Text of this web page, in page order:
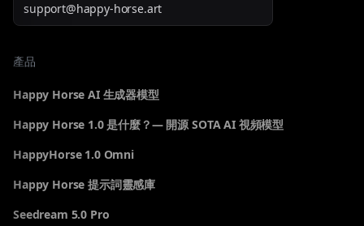
support@happy-horse.art
產品
Happy Horse AI 生成器模型
Happy Horse 1.0 是什麼？— 開源 SOTA AI 視頻模型
HappyHorse 1.0 Omni
Happy Horse 提示詞靈感庫
Seedream 5.0 Pro